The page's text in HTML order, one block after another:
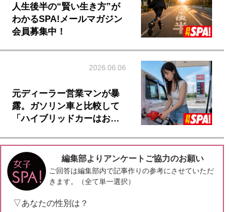
人生後半の“賢い生き方”が
わかるSPA!メールマガジン
会員募集中！
2026.06.06
元ディーラー営業マンが暴
露。ガソリン車と比較して
「ハイブリッドカーはお…